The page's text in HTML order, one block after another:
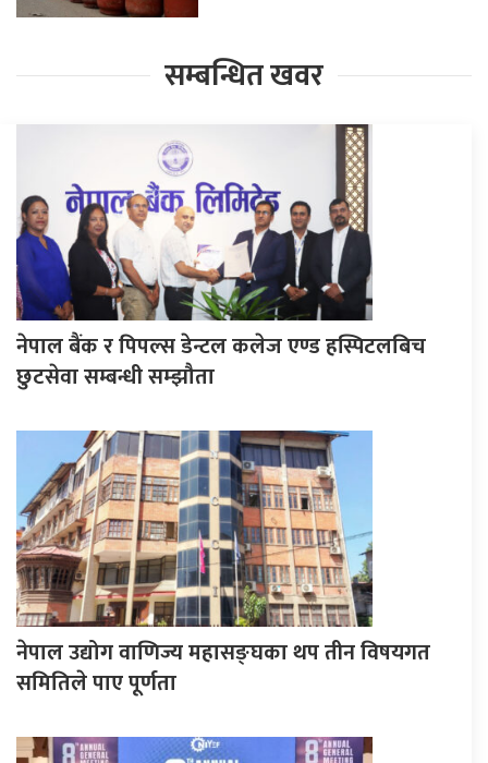
सम्बन्धित खवर
नेपाल बैंक र पिपल्स डेन्टल कलेज एण्ड हस्पिटलबिच
छुटसेवा सम्बन्धी सम्झौता
नेपाल उद्योग वाणिज्य महासङ्घका थप तीन विषयगत
समितिले पाए पूर्णता